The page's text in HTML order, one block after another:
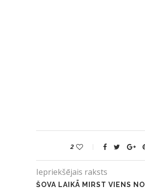
2
Iepriekšējais raksts
ŠOVA LAIKĀ MIRST VIENS NO